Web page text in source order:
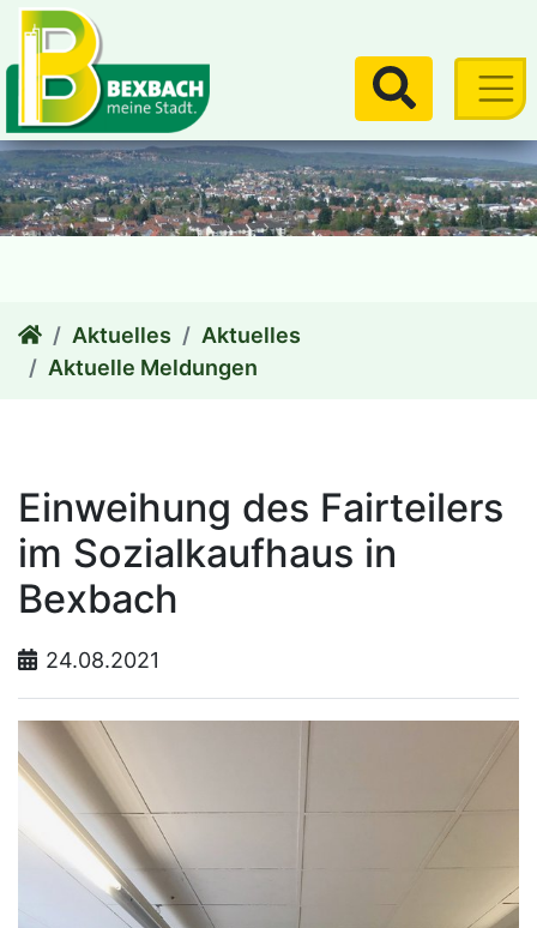
zum Inhalt
Suchen
Aktuelles
Aktuelles
Aktuelle Meldungen
Einweihung des Fairteilers
im Sozialkaufhaus in
Bexbach
24.08.2021